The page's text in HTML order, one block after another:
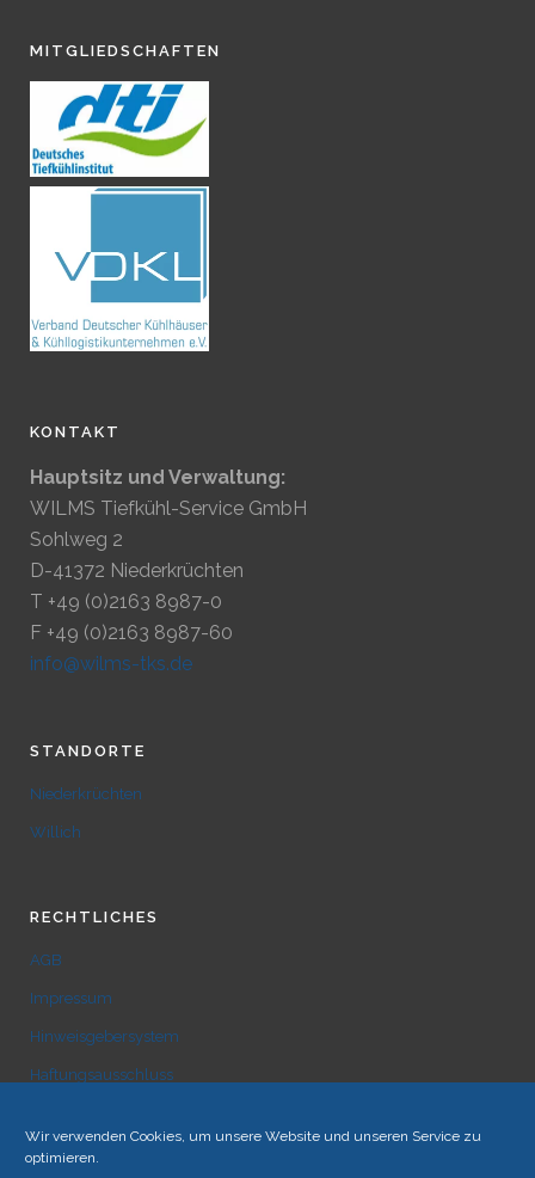
Wir verwenden Cookies, um unsere Website und unseren Service zu
optimieren.
MITGLIEDSCHAFTEN
KONTAKT
Hauptsitz und Verwaltung:
WILMS Tiefkühl-Service GmbH
Sohlweg 2
D-41372 Niederkrüchten
T +49 (0)2163 8987-0
F +49 (0)2163 8987-60
info@wilms-tks.de
STANDORTE
Niederkrüchten
Willich
RECHTLICHES
AGB
Impressum
Hinweisgebersystem
Haftungsausschluss
Cookie-Richtlinie (EU)